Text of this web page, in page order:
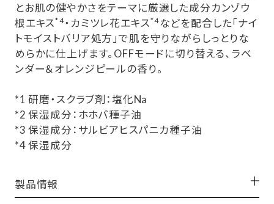
とお肌の健やかさをテーマに厳選した成分カンゾウ
根エキス*4・カミツレ花エキス*4 などを配合した「ナイ
トモイストバリア処方」で肌を守りながらしっとりな
めらかに仕上げます。OFFモードに切り替える、ラベ
ンダー＆オレンジピールの香り。
*1 研磨・スクラブ剤：塩化Na
*2 保湿成分：ホホバ種子油
*3 保湿成分：サルビアヒスパニカ種子油
*4 保湿成分
製品情報